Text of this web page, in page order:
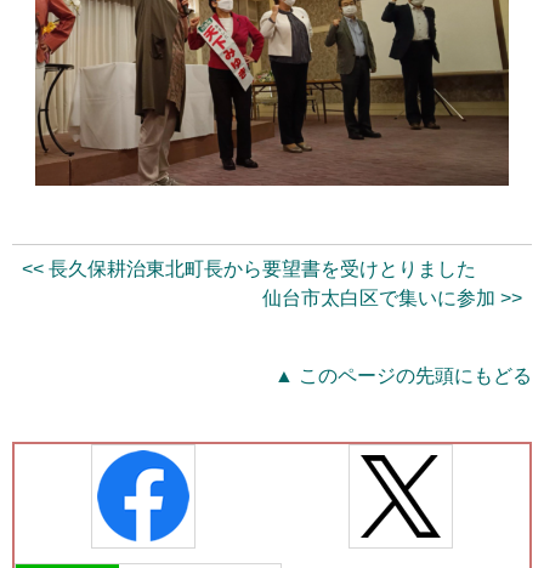
<< 長久保耕治東北町長から要望書を受けとりました
仙台市太白区で集いに参加 >>
▲ このページの先頭にもどる